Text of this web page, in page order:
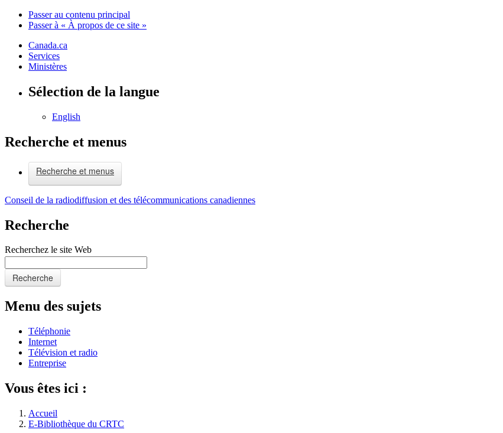
Passer au contenu principal
Passer à « À propos de ce site »
Canada.ca
Services
Ministères
Sélection de la langue
English
Recherche et menus
Recherche et menus
Conseil de la radiodiffusion et des télécommunications canadiennes
Recherche
Recherchez le site Web
Recherche
Menu des sujets
Téléphonie
Internet
Télévision et radio
Entreprise
Vous êtes ici :
Accueil
E-Bibliothèque du CRTC